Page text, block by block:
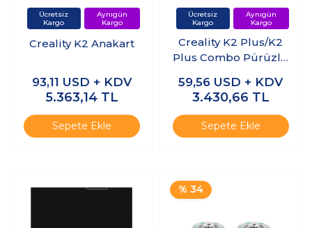
Creality K2 Anakart
93,11 USD + KDV
5.363,14 TL
Sepete Ekle
Creality K2 Plus/K2
Plus Combo Pürüzlü
350x350mm
59,56 USD + KDV
3.430,66 TL
Sepete Ekle
% 34